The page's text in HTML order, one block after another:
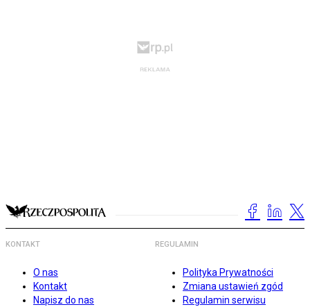
KONTAKT
O nas
Kontakt
Napisz do nas
REGULAMIN
Polityka Prywatności
Zmiana ustawień zgód
Regulamin serwisu